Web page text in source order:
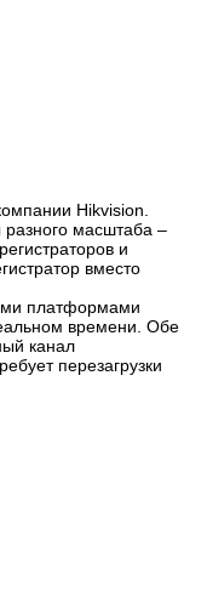
Hikvision.
масштаба –
и
вместо
платформами
времени. Обе
канал
перезагрузки